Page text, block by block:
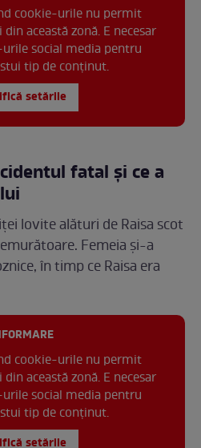
cookie-urile nu permit
această zonă. E necesar
social media pentru
tip de conținut.
setările
fatal și ce a
lovite alături de Raisa scot
Femeia și-a
în timp ce Raisa era
cookie-urile nu permit
această zonă. E necesar
social media pentru
tip de conținut.
setările